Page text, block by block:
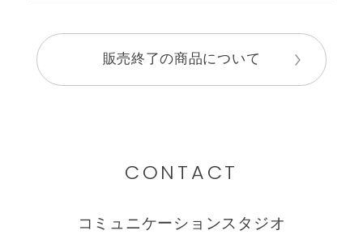
販売終了の商品について
CONTACT
コミュニケーションスタジオ